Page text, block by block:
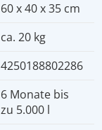
60 x 40 x 35 cm
ca. 20 kg
4250188802286
6 Monate bis
zu 5.000 l